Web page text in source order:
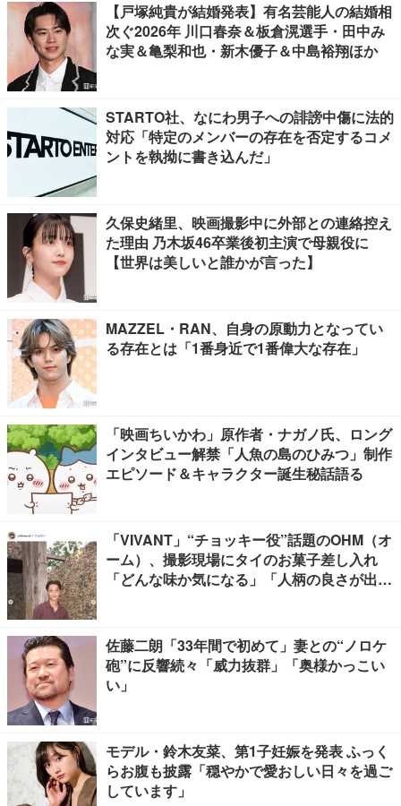
【戸塚純貴が結婚発表】有名芸能人の結婚相
次ぐ2026年 川口春奈＆板倉滉選手・田中み
な実＆亀梨和也・新木優子＆中島裕翔ほか
STARTO社、なにわ男子への誹謗中傷に法的
対応「特定のメンバーの存在を否定するコメ
ントを執拗に書き込んだ」
久保史緒里、映画撮影中に外部との連絡控え
た理由 乃木坂46卒業後初主演で母親役に
【世界は美しいと誰かが言った】
MAZZEL・RAN、自身の原動力となってい
る存在とは「1番身近で1番偉大な存在」
「映画ちいかわ」原作者・ナガノ氏、ロング
インタビュー解禁「人魚の島のひみつ」制作
エピソード＆キャラクター誕生秘話語る
「VIVANT」“チョッキー役”話題のOHM（オ
ーム）、撮影現場にタイのお菓子差し入れ
「どんな味か気になる」「人柄の良さが出て
佐藤二朗「33年間で初めて」妻との“ノロケ
砲”に反響続々「威力抜群」「奥様かっこい
い」
モデル・鈴木友菜、第1子妊娠を発表 ふっく
らお腹も披露「穏やかで愛おしい日々を過ご
しています」